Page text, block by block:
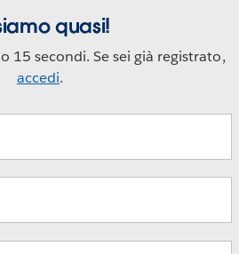
quasi!
15 secondi. Se sei già registrato,
accedi.